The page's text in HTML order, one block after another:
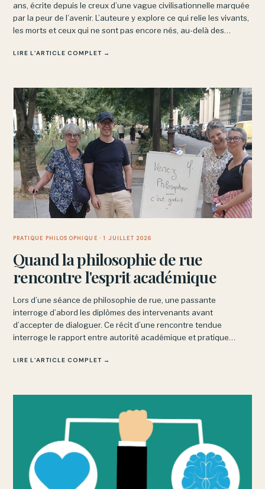
ans, écrite depuis le creux d’une vague civilisationnelle marquée
par la peur de l’avenir. L’auteure y explore ce qui relie les vivants,
les morts et ceux qui ne sont pas encore nés, au-delà des
LIRE L’ARTICLE COMPLET →
PRATIQUE PHILOSOPHIQUE · 1 JUILLET 2026
Quand la philosophie de rue
rencontre l'esprit académique
Lors d’une séance de philosophie de rue, une passante
interroge d’abord les diplômes des intervenants avant
d’accepter de dialoguer. Ce récit d’une rencontre tendue
interroge le rapport entre autorité académique et pratique
partagé des idées.
LIRE L’ARTICLE COMPLET →